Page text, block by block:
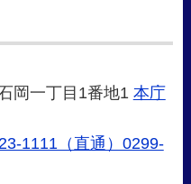
岡一丁目1番地1 本庁
1111（直通）0299-